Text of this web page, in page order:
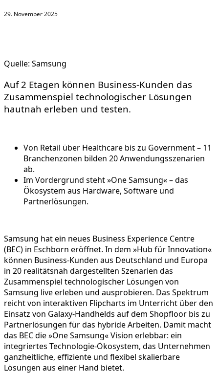
29. November 2025
Quelle: Samsung
Auf 2 Etagen können Business-Kunden das
Zusammenspiel technologischer Lösungen
hautnah erleben und testen.
Von Retail über Healthcare bis zu Government – 11
Branchenzonen bilden 20 Anwendungsszenarien
ab.
Im Vordergrund steht »One Samsung« – das
Ökosystem aus Hardware, Software und
Partnerlösungen.
Samsung hat ein neues Business Experience Centre
(BEC) in Eschborn eröffnet. In dem »Hub für Innovation«
können Business-Kunden aus Deutschland und Europa
in 20 realitätsnah dargestellten Szenarien das
Zusammenspiel technologischer Lösungen von
Samsung live erleben und ausprobieren. Das Spektrum
reicht von interaktiven Flipcharts im Unterricht über den
Einsatz von Galaxy-Handhelds auf dem Shopfloor bis zu
Partnerlösungen für das hybride Arbeiten. Damit macht
das BEC die »One Samsung« Vision erlebbar: ein
integriertes Technologie-Ökosystem, das Unternehmen
ganzheitliche, effiziente und flexibel skalierbare
Lösungen aus einer Hand bietet.